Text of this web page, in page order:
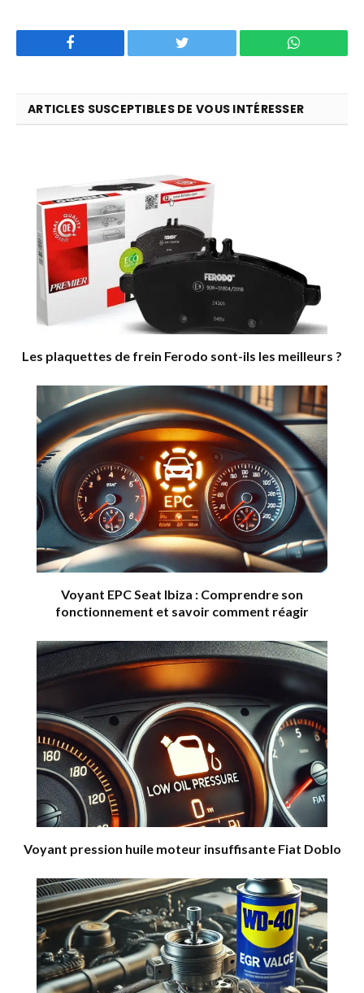
Twitter WhatsApp
ARTICLES SUSCEPTIBLES DE VOUS INTÉRESSER
Les plaquettes de frein Ferodo sont-ils les meilleurs ?
Voyant EPC Seat Ibiza : Comprendre son
fonctionnement et savoir comment réagir
Voyant pression huile moteur insuffisante Fiat Doblo